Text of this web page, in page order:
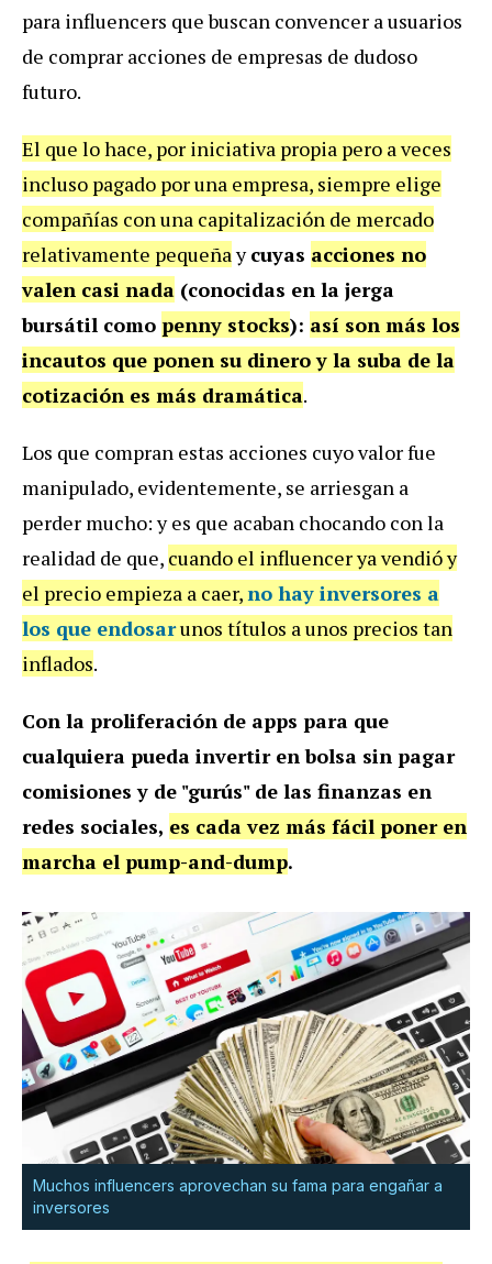
para influencers que buscan convencer a usuarios
de comprar acciones de empresas de dudoso
futuro.
El que lo hace, por iniciativa propia pero a veces
incluso pagado por una empresa, siempre elige
compañías con una capitalización de mercado
relativamente pequeñaycuyas acciones no
valen casi nada (conocidas en la jerga
bursátil como penny stocks): así son más los
incautos que ponen su dinero y la suba de la
cotización es más dramática.
Los que compran estas acciones cuyo valor fue
manipulado, evidentemente, se arriesgan a
perder mucho: y es que acaban chocando con la
realidad de que, cuando el influencer ya vendió y
el precio empieza a caer,no hay inversores a
los que endosarunos títulos a unos precios tan
inflados.
Con la proliferación de apps para que
cualquiera pueda invertir en bolsa sin pagar
comisiones y de "gurús" de las finanzas en
redes sociales, es cada vez más fácil poner en
marcha el pump-and-dump.
Muchos influencers aprovechan su fama para engañar a
inversores